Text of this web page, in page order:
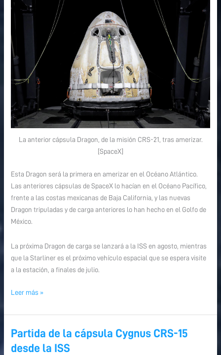
La anterior cápsula Dragon, de la misión CRS-21, tras amerizar.
[SpaceX]
Esta Dragon será la primera en amerizar en el Océano Atlántico.
Las anteriores cápsulas de SpaceX lo hacían en el Océano Pacífico,
frente a las costas mexicanas de Baja California, y las nuevas
Dragon tripuladas y de carga anteriores lo han hecho en el Golfo de
México.
La próxima Dragon de carga se lanzará a la ISS en agosto, mientras
que la Starliner es el próximo vehículo espacial que se espera visite
a la estación, a finales de julio.
Leer más »
Partida de la cápsula Cygnus CRS-15
desde la ISS
Partida
de